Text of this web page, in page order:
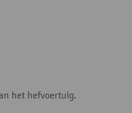
het hefvoertuig.